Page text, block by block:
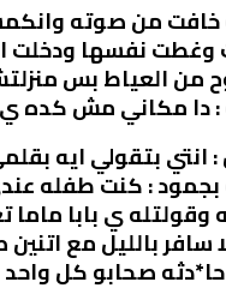
من صوته
وغطت نفسها ودخلت
من العياط بس
دا مكاني مش كده ي
انتي بتقولي ايه
: كنت طفله عندي
وقولتله ي بابا
سافر بالليل مع
صحابو كل